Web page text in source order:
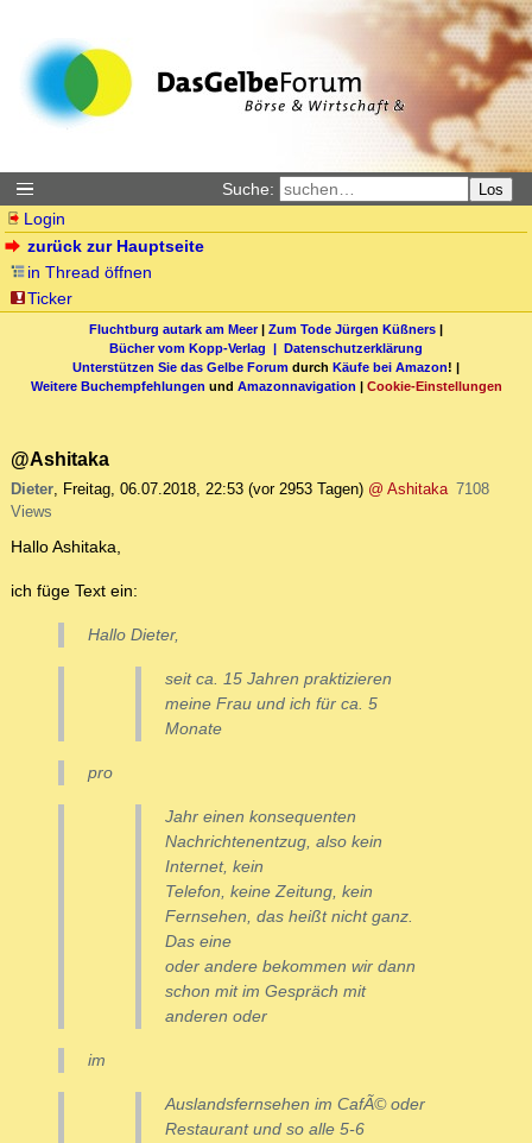
Suche: Los
Login
zurück zur Hauptseite
in Thread öffnen
Ticker
Fluchtburg autark am Meer| Zum Tode Jürgen Küßners |
Bücher vom Kopp-Verlag | Datenschutzerklärung
Unterstützen Sie das Gelbe Forum durch Käufe bei Amazon! |
Weitere Buchempfehlungen und Amazonnavigation | Cookie-Einstellungen
@Ashitaka
Dieter, Freitag, 06.07.2018, 22:53 (vor 2953 Tagen) @ Ashitaka 7108
Views
Hallo Ashitaka,
ich füge Text ein:
Hallo Dieter,
seit ca. 15 Jahren praktizieren
meine Frau und ich für ca. 5
Monate
pro
Jahr einen konsequenten
Nachrichtenentzug, also kein
Internet, kein
Telefon, keine Zeitung, kein
Fernsehen, das heißt nicht ganz.
Das eine
oder andere bekommen wir dann
schon mit im Gespräch mit
anderen oder
im
Auslandsfernsehen im CafÃ© oder
Restaurant und so alle 5-6